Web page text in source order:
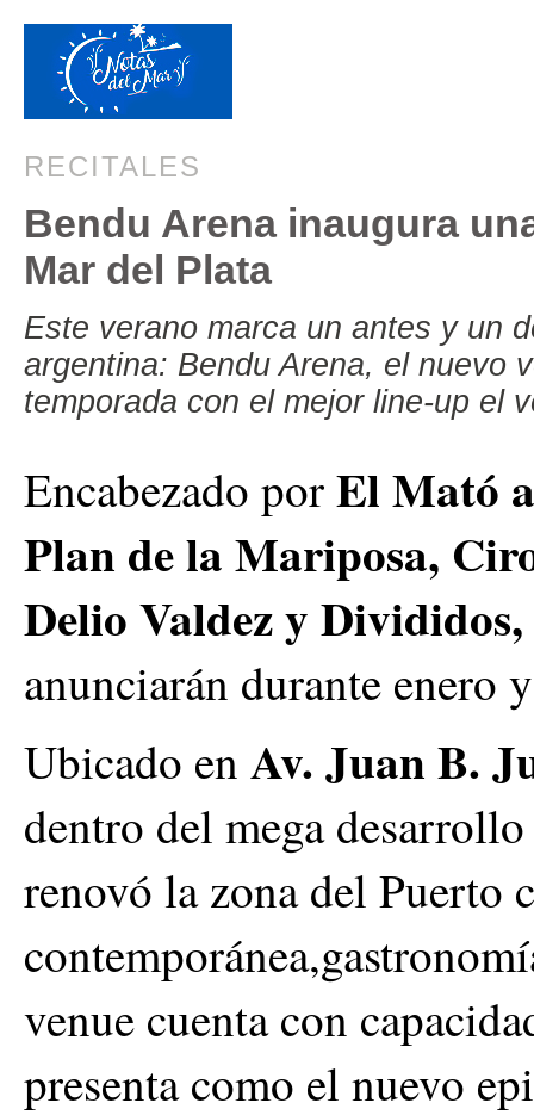
RECITALES
Bendu Arena inaugura
Mar del Plata
Este verano marca un antes y un
argentina: Bendu Arena, el nuevo
temporada con el mejor line-up el
Encabezado porEl Mató
Plan de la Mariposa,
Delio Valdez y Divididos,
anunciarán durante enero
Ubicado en Av. Juan B.
dentro del mega
renovó la zona del Puerto
venue cuenta con
presenta como el nuevo